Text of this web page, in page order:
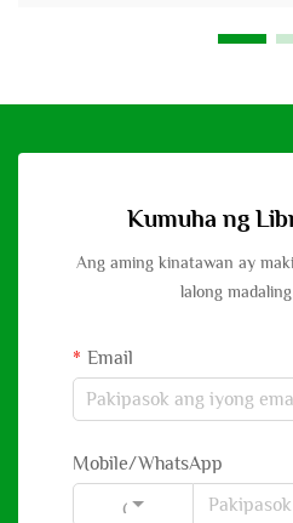
Kumuha ng
Ang aming kinatawan ay
lalong
Email
Mobile/WhatsApp
Code